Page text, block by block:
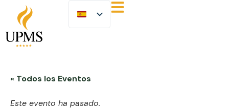
« Todos los Eventos
Este evento ha pasado.